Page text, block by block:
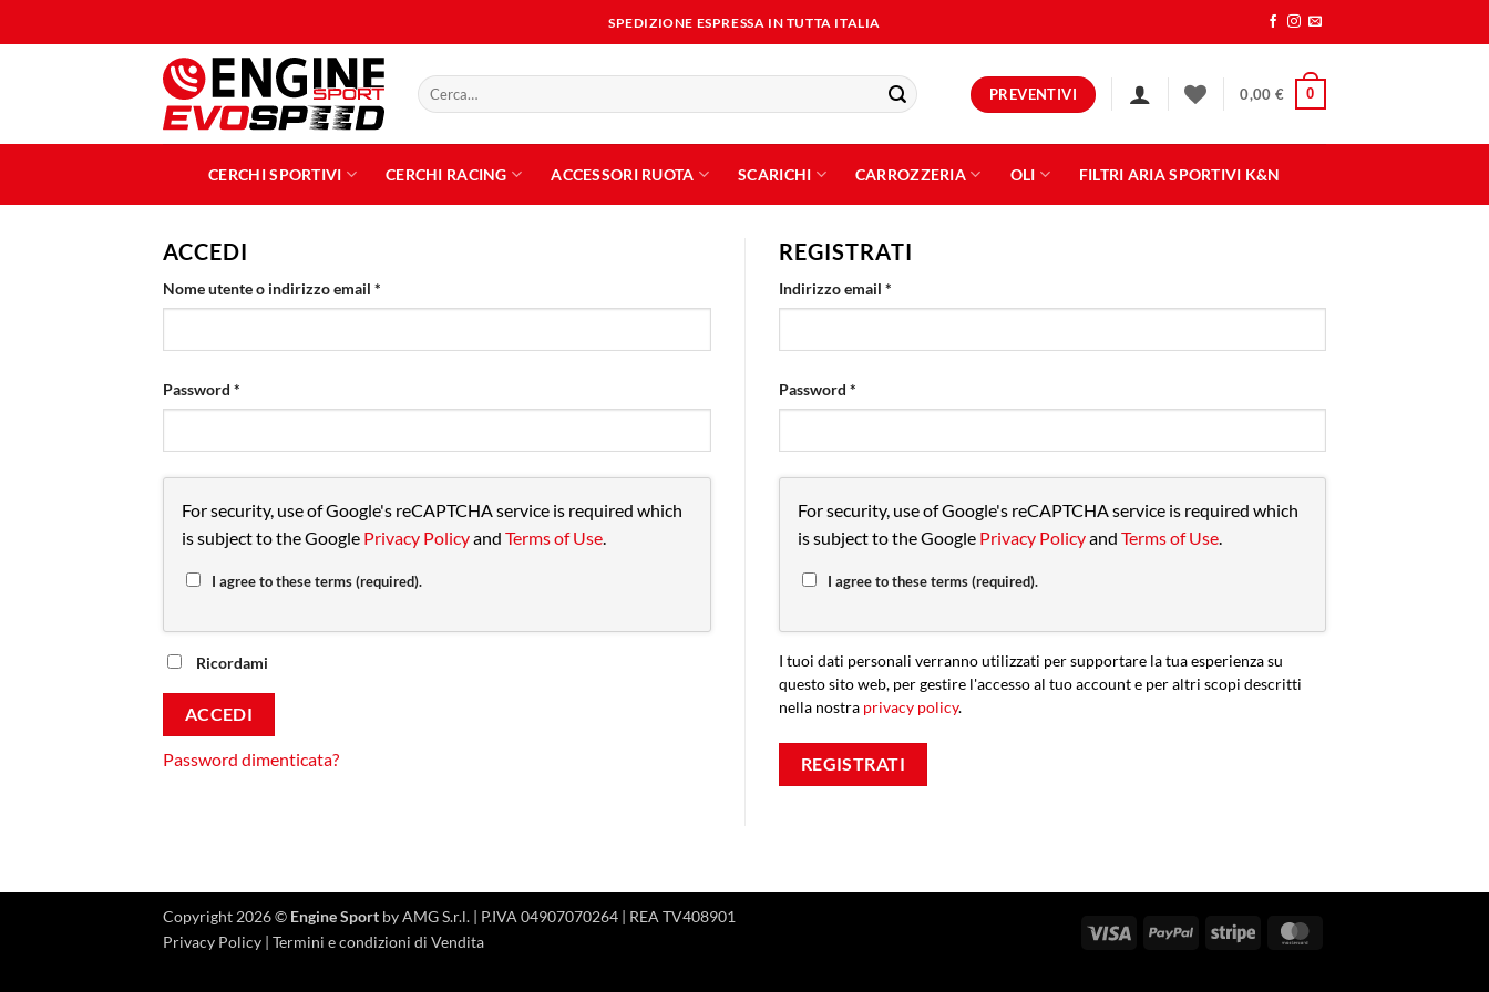
ai
SPEDIZIONE ESPRESSA IN TUTTA ITALIA
Cerca: PREVENTIVI 0,00 € 0
CERCHI SPORTIVI CERCHI RACING ACCESSORI RUOTA SCARICHI CARROZZERIA OLI FILTRI ARIA SPORTIVI K&N
ACCEDI
Nome utente o indirizzo email *
Password *
For security, use of Google's reCAPTCHA service is required which
is subject to the Google Privacy Policyand Terms of Use.
I agree to these terms (required).
Ricordami
ACCEDI
Password dimenticata?
REGISTRATI
Indirizzo email *
Password *
For security, use of Google's reCAPTCHA service is required which
is subject to the Google Privacy Policyand Terms of Use.
I agree to these terms (required).
I tuoi dati personali verranno utilizzati per supportare la tua esperienza su
questo sito web, per gestire l'accesso al tuo account e per altri scopi descritti
nella nostra privacy policy.
REGISTRATI
Visa PayPal Stripe
Copyright 2026 © Engine Sport by AMG S.r.l. | P.IVA 04907070264 | REA TV408901
Privacy Policy | Termini e condizioni di Vendita